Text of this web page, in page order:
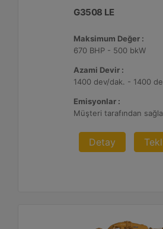
G3508 LE
Maksimum Değer :
670 BHP - 500 bkW
Azami Devir :
1400 dev/dak. - 1400
Emisyonlar :
Detay